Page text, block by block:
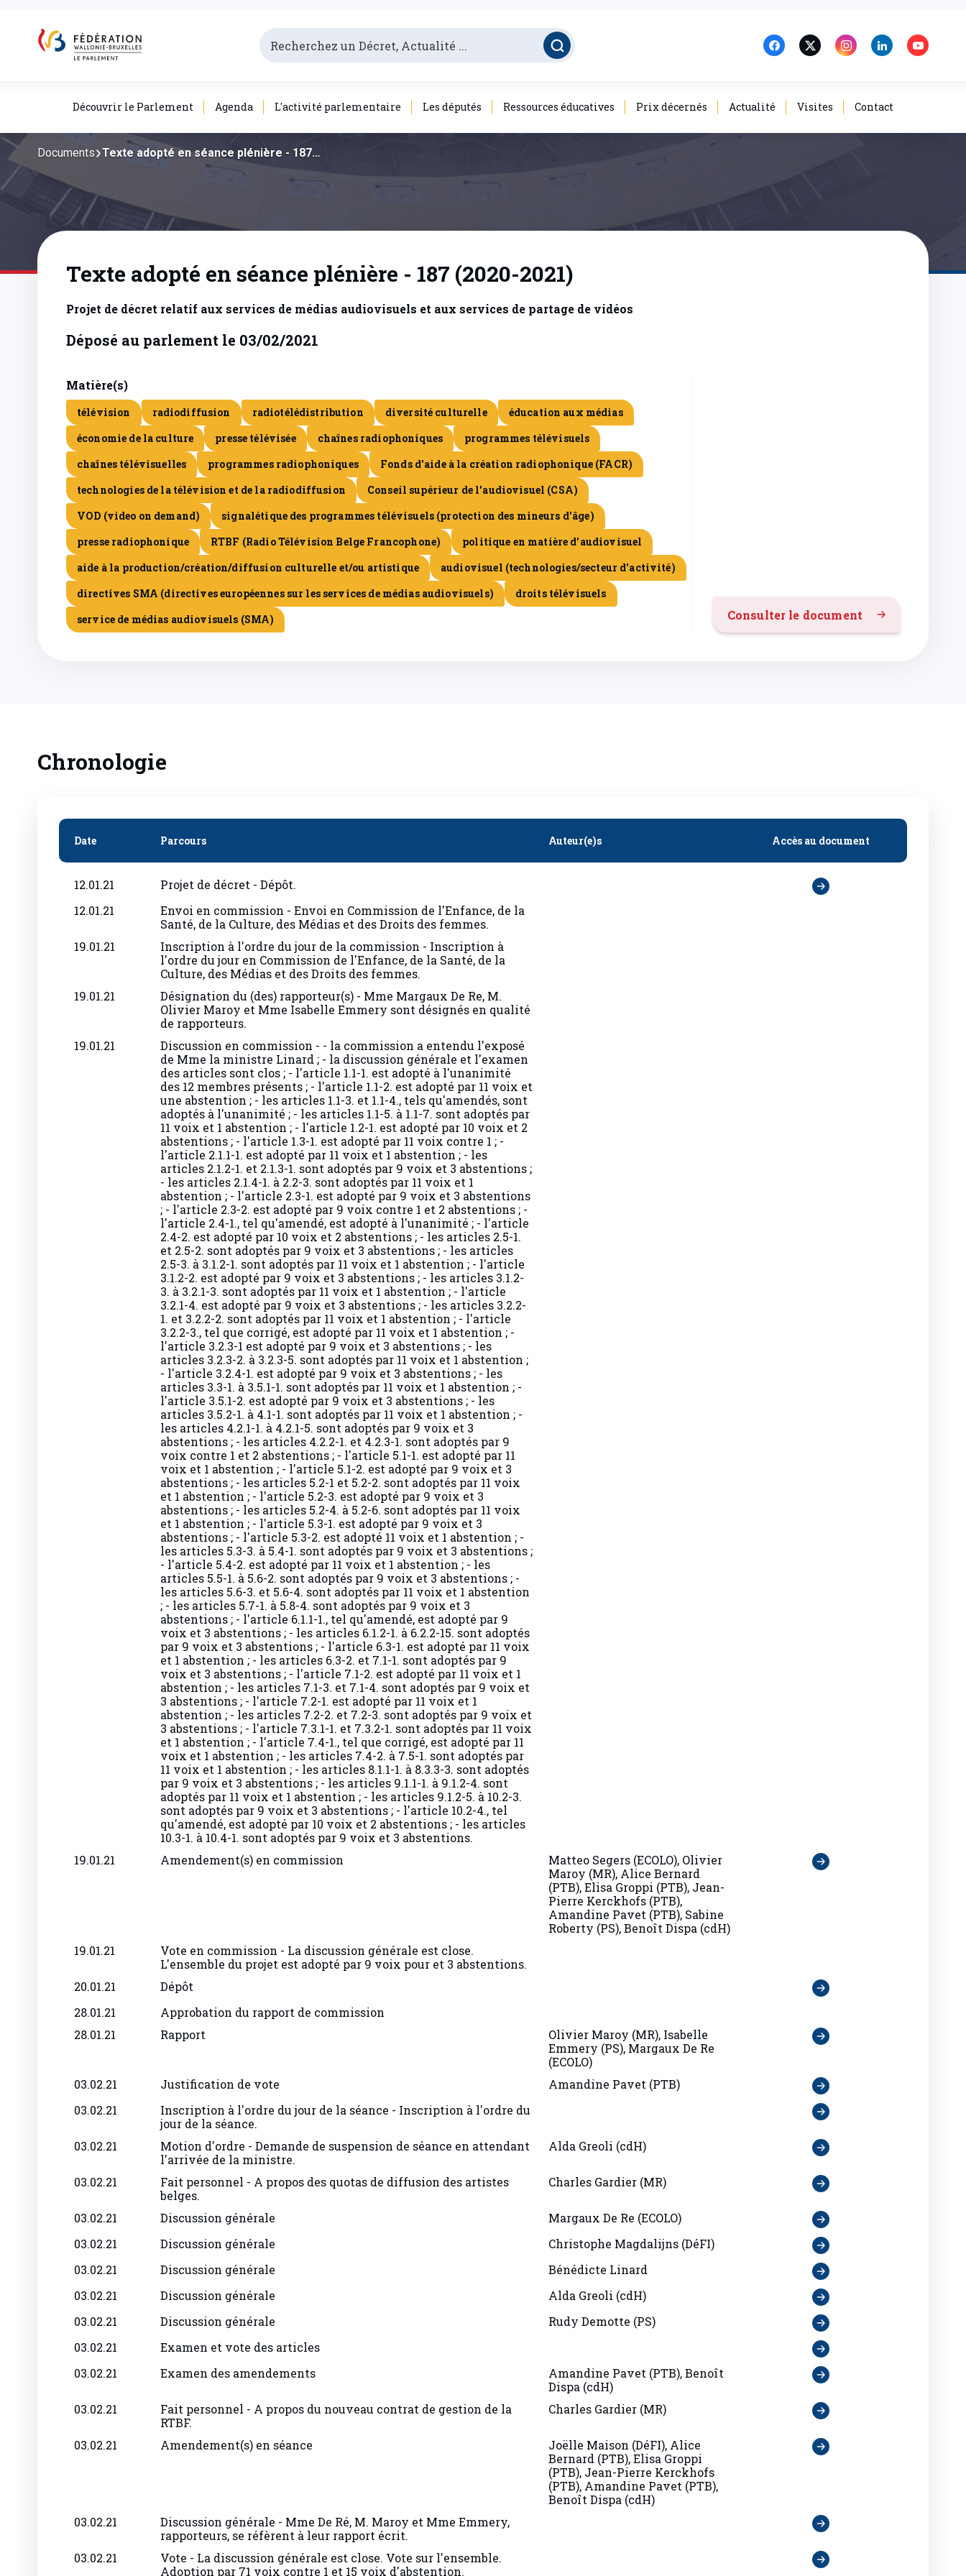
Documents Texte adopté en séance plénière - 187…
Texte adopté en séance plénière - 187 (2020-2021)
Projet de décret relatif aux services de médias audiovisuels et aux services de partage de vidéos
Déposé au parlement le 03/02/2021
Matière(s)
télévision radiodiffusion radiotélédistribution diversité culturelle
éducation aux médias
économie de la culture
presse télévisée chaînes radiophoniques
programmes télévisuels
chaînes télévisuelles
programmes radiophoniques
Fonds d'aide à la création radiophonique (FACR)
technologies de la télévision et de la radiodiffusion
Conseil supérieur de l'audiovisuel (CSA)
VOD (video on demand)
signalétique des programmes télévisuels (protection des mineurs d'âge)
presse radiophonique
RTBF (Radio Télévision Belge Francophone)
politique en matière d'audiovisuel
aide à la production/création/diffusion culturelle et/ou artistique
audiovisuel (technologies/secteur d'activité)
directives SMA (directives européennes sur les services de médias audiovisuels)
droits télévisuels
service de médias audiovisuels (SMA)
Consulter le document
Chronologie
Date Parcours Auteur(e)s Accès au document
12.01.21
Projet de décret - Dépôt.
12.01.21
Envoi en commission - Envoi en Commission de l'Enfance, de la
Santé, de la Culture, des Médias et des Droits des femmes.
19.01.21
Inscription à l'ordre du jour de la commission - Inscription à
l'ordre du jour en Commission de l'Enfance, de la Santé, de la
Culture, des Médias et des Droits des femmes.
19.01.21
Désignation du (des) rapporteur(s) - Mme Margaux De Re, M.
Olivier Maroy et Mme Isabelle Emmery sont désignés en qualité
de rapporteurs.
19.01.21
Discussion en commission - - la commission a entendu l'exposé
de Mme la ministre Linard ; - la discussion générale et l'examen
des articles sont clos ; - l'article 1.1-1. est adopté à l'unanimité
des 12 membres présents ; - l'article 1.1-2. est adopté par 11 voix et
une abstention ; - les articles 1.1-3. et 1.1-4., tels qu'amendés, sont
adoptés à l'unanimité ; - les articles 1.1-5. à 1.1-7. sont adoptés par
11 voix et 1 abstention ; - l'article 1.2-1. est adopté par 10 voix et 2
abstentions ; - l'article 1.3-1. est adopté par 11 voix contre 1 ; -
l'article 2.1.1-1. est adopté par 11 voix et 1 abstention ; - les
articles 2.1.2-1. et 2.1.3-1. sont adoptés par 9 voix et 3 abstentions ;
- les articles 2.1.4-1. à 2.2-3. sont adoptés par 11 voix et 1
abstention ; - l'article 2.3-1. est adopté par 9 voix et 3 abstentions
; - l'article 2.3-2. est adopté par 9 voix contre 1 et 2 abstentions ; -
l'article 2.4-1., tel qu'amendé, est adopté à l'unanimité ; - l'article
2.4-2. est adopté par 10 voix et 2 abstentions ; - les articles 2.5-1.
et 2.5-2. sont adoptés par 9 voix et 3 abstentions ; - les articles
2.5-3. à 3.1.2-1. sont adoptés par 11 voix et 1 abstention ; - l'article
3.1.2-2. est adopté par 9 voix et 3 abstentions ; - les articles 3.1.2-
3. à 3.2.1-3. sont adoptés par 11 voix et 1 abstention ; - l'article
3.2.1-4. est adopté par 9 voix et 3 abstentions ; - les articles 3.2.2-
1. et 3.2.2-2. sont adoptés par 11 voix et 1 abstention ; - l'article
3.2.2-3., tel que corrigé, est adopté par 11 voix et 1 abstention ; -
l'article 3.2.3-1 est adopté par 9 voix et 3 abstentions ; - les
articles 3.2.3-2. à 3.2.3-5. sont adoptés par 11 voix et 1 abstention ;
- l'article 3.2.4-1. est adopté par 9 voix et 3 abstentions ; - les
articles 3.3-1. à 3.5.1-1. sont adoptés par 11 voix et 1 abstention ; -
l'article 3.5.1-2. est adopté par 9 voix et 3 abstentions ; - les
articles 3.5.2-1. à 4.1-1. sont adoptés par 11 voix et 1 abstention ; -
les articles 4.2.1-1. à 4.2.1-5. sont adoptés par 9 voix et 3
abstentions ; - les articles 4.2.2-1. et 4.2.3-1. sont adoptés par 9
voix contre 1 et 2 abstentions ; - l'article 5.1-1. est adopté par 11
voix et 1 abstention ; - l'article 5.1-2. est adopté par 9 voix et 3
abstentions ; - les articles 5.2-1 et 5.2-2. sont adoptés par 11 voix
et 1 abstention ; - l'article 5.2-3. est adopté par 9 voix et 3
abstentions ; - les articles 5.2-4. à 5.2-6. sont adoptés par 11 voix
et 1 abstention ; - l'article 5.3-1. est adopté par 9 voix et 3
abstentions ; - l'article 5.3-2. est adopté 11 voix et 1 abstention ; -
les articles 5.3-3. à 5.4-1. sont adoptés par 9 voix et 3 abstentions ;
- l'article 5.4-2. est adopté par 11 voix et 1 abstention ; - les
articles 5.5-1. à 5.6-2. sont adoptés par 9 voix et 3 abstentions ; -
les articles 5.6-3. et 5.6-4. sont adoptés par 11 voix et 1 abstention
; - les articles 5.7-1. à 5.8-4. sont adoptés par 9 voix et 3
abstentions ; - l'article 6.1.1-1., tel qu'amendé, est adopté par 9
voix et 3 abstentions ; - les articles 6.1.2-1. à 6.2.2-15. sont adoptés
par 9 voix et 3 abstentions ; - l'article 6.3-1. est adopté par 11 voix
et 1 abstention ; - les articles 6.3-2. et 7.1-1. sont adoptés par 9
voix et 3 abstentions ; - l'article 7.1-2. est adopté par 11 voix et 1
abstention ; - les articles 7.1-3. et 7.1-4. sont adoptés par 9 voix et
3 abstentions ; - l'article 7.2-1. est adopté par 11 voix et 1
abstention ; - les articles 7.2-2. et 7.2-3. sont adoptés par 9 voix et
3 abstentions ; - l'article 7.3.1-1. et 7.3.2-1. sont adoptés par 11 voix
et 1 abstention ; - l'article 7.4-1., tel que corrigé, est adopté par 11
voix et 1 abstention ; - les articles 7.4-2. à 7.5-1. sont adoptés par
11 voix et 1 abstention ; - les articles 8.1.1-1. à 8.3.3-3. sont adoptés
par 9 voix et 3 abstentions ; - les articles 9.1.1-1. à 9.1.2-4. sont
adoptés par 11 voix et 1 abstention ; - les articles 9.1.2-5. à 10.2-3.
sont adoptés par 9 voix et 3 abstentions ; - l'article 10.2-4., tel
qu'amendé, est adopté par 10 voix et 2 abstentions ; - les articles
10.3-1. à 10.4-1. sont adoptés par 9 voix et 3 abstentions.
19.01.21
Amendement(s) en commission
Matteo Segers (ECOLO), Olivier
Maroy (MR), Alice Bernard
(PTB), Elisa Groppi (PTB), Jean-
Pierre Kerckhofs (PTB),
Amandine Pavet (PTB), Sabine
Roberty (PS), Benoît Dispa (cdH)
19.01.21
Vote en commission - La discussion générale est close.
L'ensemble du projet est adopté par 9 voix pour et 3 abstentions.
20.01.21
Dépôt
28.01.21
Approbation du rapport de commission
28.01.21
Rapport
Olivier Maroy (MR), Isabelle
Emmery (PS), Margaux De Re
(ECOLO)
03.02.21
Justification de vote
Amandine Pavet (PTB)
03.02.21
Inscription à l'ordre du jour de la séance - Inscription à l'ordre du
jour de la séance.
03.02.21
Motion d'ordre - Demande de suspension de séance en attendant
l'arrivée de la ministre.
Alda Greoli (cdH)
03.02.21
Fait personnel - A propos des quotas de diffusion des artistes
belges.
Charles Gardier (MR)
03.02.21 Discussion générale
Margaux De Re (ECOLO)
03.02.21
Discussion générale
Christophe Magdalijns (DéFI)
03.02.21
Discussion générale
Bénédicte Linard
03.02.21
Discussion générale
Alda Greoli (cdH)
03.02.21
Discussion générale
Rudy Demotte (PS)
03.02.21
Examen et vote des articles
03.02.21
Examen des amendements
Amandine Pavet (PTB), Benoît
Dispa (cdH)
03.02.21
Fait personnel - A propos du nouveau contrat de gestion de la
RTBF.
Charles Gardier (MR)
03.02.21 Amendement(s) en séance
Joëlle Maison (DéFI), Alice
Bernard (PTB), Elisa Groppi
(PTB), Jean-Pierre Kerckhofs
(PTB), Amandine Pavet (PTB),
Benoît Dispa (cdH)
03.02.21
Discussion générale - Mme De Ré, M. Maroy et Mme Emmery,
rapporteurs, se réfèrent à leur rapport écrit.
03.02.21
Vote - La discussion générale est close. Vote sur l'ensemble.
Adoption par 71 voix contre 1 et 15 voix d'abstention.